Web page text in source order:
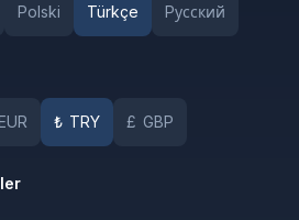
Polski Türkçe Pусский
₺ TRY £ GBP